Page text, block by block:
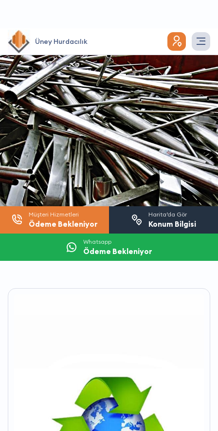
Üney Hurdacılık
Müşteri Hizmetleri
Ödeme Bekleniyor
Harita’da Gör
Konum Bilgisi
Whatsapp
Ödeme Bekleniyor